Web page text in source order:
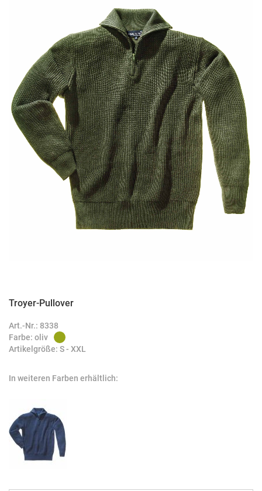
Troyer-Pullover
Art.-Nr.: 8338
Farbe: oliv
Artikelgröße: S - XXL
Zum
der
Bildergalerie
springen
In weiteren Farben erhältlich: